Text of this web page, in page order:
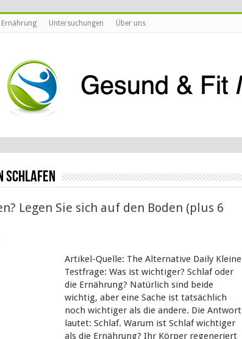
Ernährung Untersuchungen Über uns
schlafen
Legen Sie sich auf den Boden (plus 6
Artikel-Quelle: The Alternative Daily Kleine
Testfrage: Was ist wichtiger? Schlaf oder
die Ernährung? Natürlich sind beide
wichtig, aber eine Sache ist tatsächlich
noch wichtiger als die andere. Die Antwort
lautet: Schlaf. Warum ist Schlaf wichtiger
als die Ernährung? Ihr Körper regeneriert